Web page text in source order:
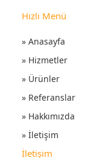
Hızlı Menü
» Anasayfa
» Hizmetler
» Ürünler
» Referanslar
» Hakkımızda
» İletişim
İletişim